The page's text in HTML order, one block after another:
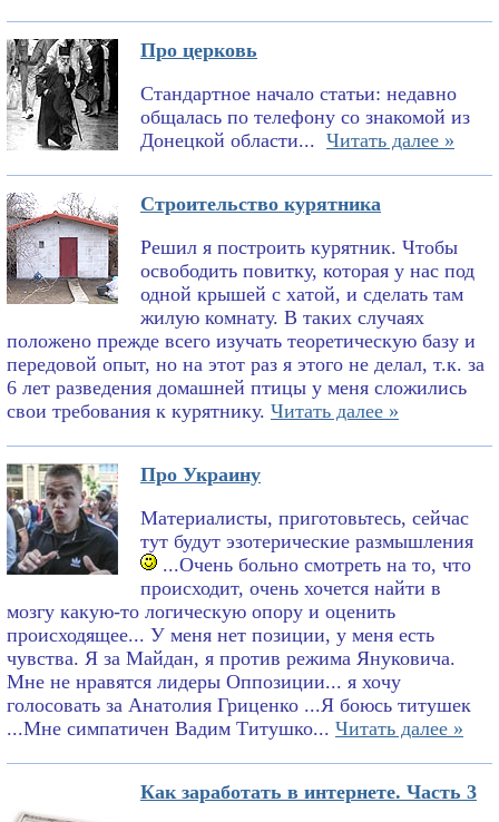
Про церковь
Стандартное начало статьи: недавно
общалась по телефону со знакомой из
Донецкой области... Читать далее »
Строительство курятника
Решил я построить курятник. Чтобы
освободить повитку, которая у нас под
одной крышей с хатой, и сделать там
жилую комнату. В таких случаях
положено прежде всего изучать теоретическую базу и
передовой опыт, но на этот раз я этого не делал, т.к. за
6 лет разведения домашней птицы у меня сложились
свои требования к курятнику. Читать далее »
Про Украину
Материалисты, приготовьтесь, сейчас
тут будут эзотерические размышления
...Очень больно смотреть на то, что
происходит, очень хочется найти в
мозгу какую-то логическую опору и оценить
происходящее... У меня нет позиции, у меня есть
чувства. Я за Майдан, я против режима Януковича.
Мне не нравятся лидеры Оппозиции... я хочу
голосовать за Анатолия Гриценко ...Я боюсь титушек
...Мне симпатичен Вадим Титушко... Читать далее »
Как заработать в интернете. Часть 3